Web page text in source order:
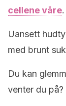
cellene våre.
Uansett
med brunt
Du kan
venter du på?